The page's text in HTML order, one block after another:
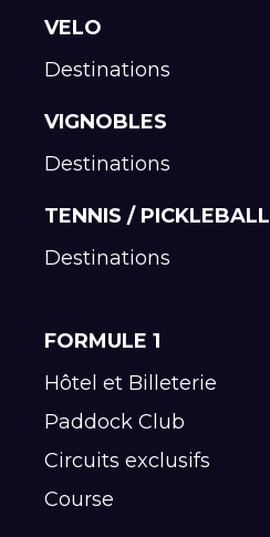
VELO
Destinations
VIGNOBLES
Destinations
TENNIS / PICKLEBALL
Destinations
FORMULE 1
Hôtel et Billeterie
Paddock Club
Circuits exclusifs
Course